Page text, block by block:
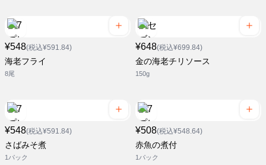
¥548(税込¥591.84)
海老フライ
8尾
¥648(税込¥699.84)
金の海老チリソース
150g
¥548(税込¥591.84)
さばみそ煮
1パック
¥508(税込¥548.64)
赤魚の煮付
1パック